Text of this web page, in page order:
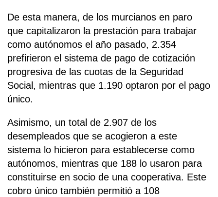
De esta manera, de los murcianos en paro
que capitalizaron la prestación para trabajar
como autónomos el año pasado, 2.354
prefirieron el sistema de pago de cotización
progresiva de las cuotas de la Seguridad
Social, mientras que 1.190 optaron por el pago
único.
Asimismo, un total de 2.907 de los
desempleados que se acogieron a este
sistema lo hicieron para establecerse como
autónomos, mientras que 188 lo usaron para
constituirse en socio de una cooperativa. Este
cobro único también permitió a 108